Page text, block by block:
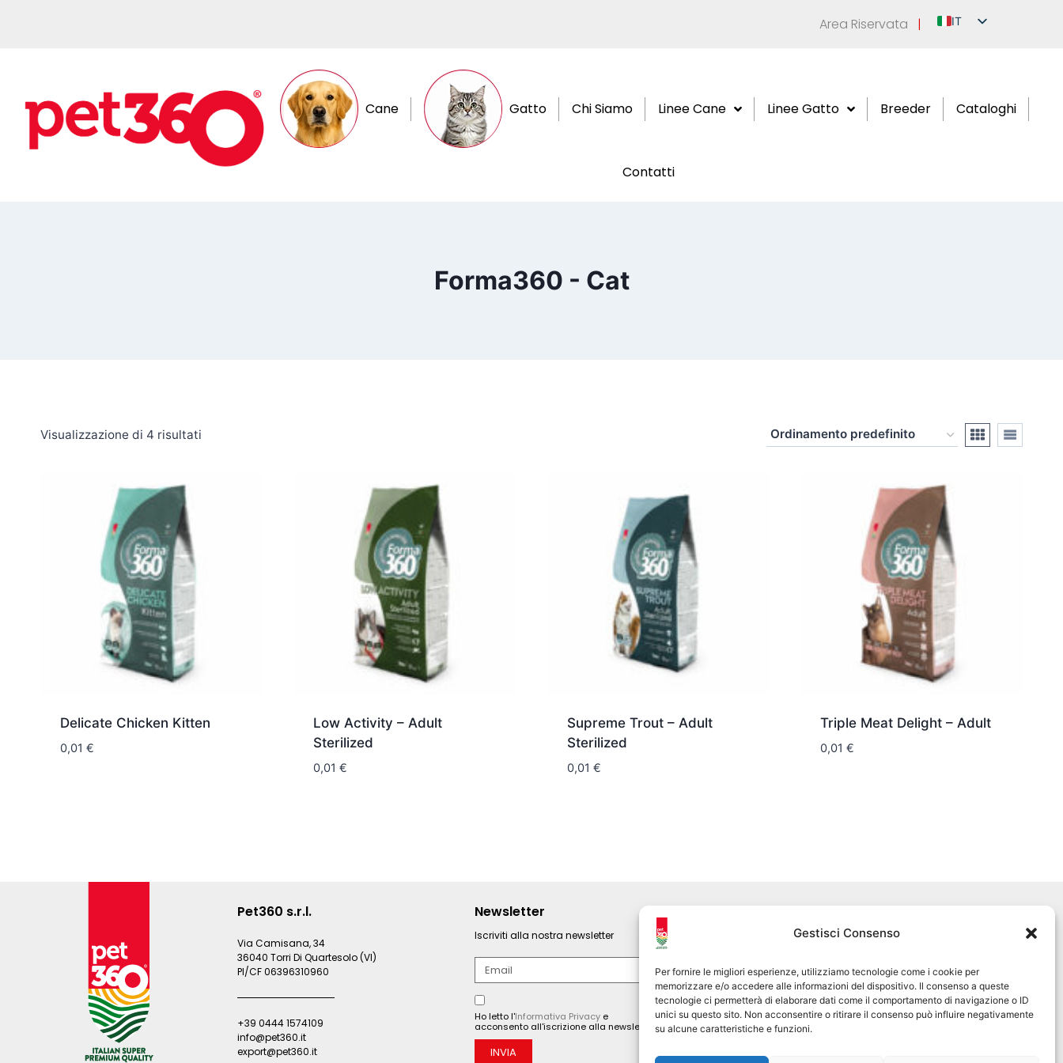
Gestisci Consenso
Per fornire le migliori esperienze, utilizziamo tecnologie come i cookie per
memorizzare e/o accedere alle informazioni del dispositivo. Il consenso a queste
tecnologie ci permetterà di elaborare dati come il comportamento di navigazione o ID
unici su questo sito. Non acconsentire o ritirare il consenso può influire negativamente
su alcune caratteristiche e funzioni.
Area Riservata |
IT
Cane Gatto Chi Siamo Linee Cane Linee Gatto Breeder Cataloghi
Contatti
Forma360 - Cat
Visualizzazione di 4 risultati
Delicate Chicken Kitten
0,01 €
Low Activity – Adult
Sterilized
0,01 €
Supreme Trout – Adult
Sterilized
0,01 €
Triple Meat Delight – Adult
0,01 €
Pet360 s.r.l.
Via Camisana, 34
36040 Torri Di Quartesolo (VI)
PI/CF 06396310960
+39 0444 1574109
info@pet360.it
export@pet360.it
Newsletter
Iscriviti alla nostra newsletter
Ho letto l'Informativa Privacy e
acconsento all'iscrizione alla newsletter.
INVIA
pet360official
@pet360_official
pet breeder channel